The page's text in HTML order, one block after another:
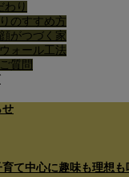
わり
のすすめ方
がつづく家
ォール工法
質問
せ
育て中心に趣味も理想